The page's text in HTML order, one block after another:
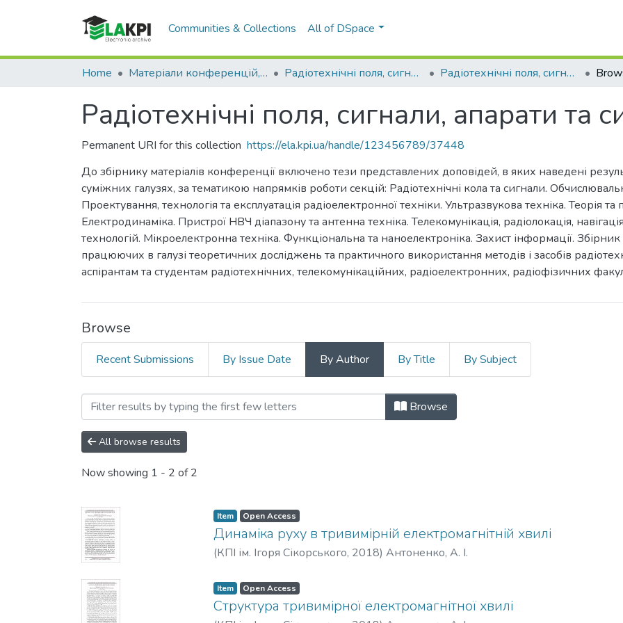
Communities & Collections All of DSpace
Home Матеріали конференцій, семінарів і т.п. Радіотехнічні поля, сигнали, апарати та системи Радіотехнічні поля, сигнали, апарати та системи (2018)
Радіотехнічні поля, сигнали, апарати та
Permanent URI for this collection https://ela.kpi.ua/handle/123456789/37448
До збірнику матеріалів конференції включено тези представлених доповідей, в яких наведені
суміжних галузях, за тематикою напрямків роботи секцій: Радіотехнічні кола та сигнали.
Проектування, технологія та експлуатація радіоелектронної техніки. Ультразвукова техніка. Теорія
Електродинаміка. Пристрої НВЧ діапазону та антенна техніка. Телекомунікація, радіолокація,
технологій. Мікроелектронна техніка. Функціональна та наноелектроніка. Захист інформації. Збірник
працюючих в галузі теоретичних досліджень та практичного використання методів і засобів
аспірантам та студентам радіотехнічних, телекомунікаційних, радіоелектронних, радіофізичних
Browse
Recent Submissions By Issue Date By Author By Title By Subject
Browsing Радіотехнічні поля, сигнали, апарати та системи
Browse
All browse results
Now showing 1 - 2 of 2
Item Open Access
Динаміка руху в тривимірній електромагнітній хвилі
(КПІ ім. Ігоря Сікорського, 2018) Антоненко, А. І.
Item Open Access
Структура тривимірної електромагнітної хвилі